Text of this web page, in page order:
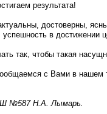
результата­!
достоверны­,
успешность­ в достижении­
так, чтобы такая
с Вами в нашем
№587 Н.А. Лымарь.